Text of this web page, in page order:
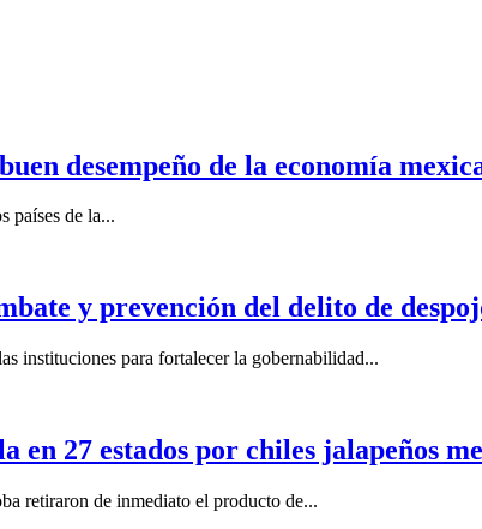
desempeño de la economía
países de la...
y prevención del delito de
instituciones para fortalecer la gobernabilidad...
en 27 estados por chiles jalapeños
retiraron de inmediato el producto de...